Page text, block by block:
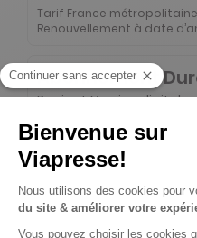
Tarif France métropolitaine
Renouvellement à date
Abonnement
Papier + Version digitale
2€00 Tarif
Prix par n° pendant 6 mois,
Tarif France métropolitaine